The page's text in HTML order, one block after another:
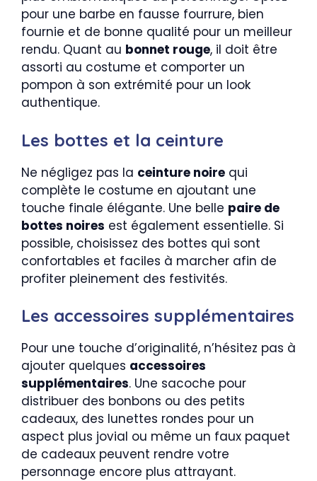
pour une barbe en fausse fourrure, bien
fournie et de bonne qualité pour un meilleur
rendu. Quant au bonnet rouge, il doit être
assorti au costume et comporter un
pompon à son extrémité pour un look
authentique.
Les bottes et la ceinture
Ne négligez pas la ceinture noire qui
complète le costume en ajoutant une
touche finale élégante. Une belle paire de
bottes noires est également essentielle. Si
possible, choisissez des bottes qui sont
confortables et faciles à marcher afin de
profiter pleinement des festivités.
Les accessoires supplémentaires
Pour une touche d’originalité, n’hésitez pas à
ajouter quelques accessoires
supplémentaires. Une sacoche pour
distribuer des bonbons ou des petits
cadeaux, des lunettes rondes pour un
aspect plus jovial ou même un faux paquet
de cadeaux peuvent rendre votre
personnage encore plus attrayant.